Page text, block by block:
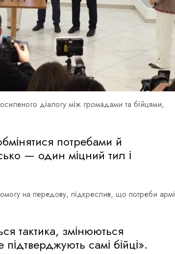
діалогу між громадами та бійцями,
потребами й
— один міцний тил і
на передову, підкреслив, що потреби
тактика, змінюються
самі бійці».